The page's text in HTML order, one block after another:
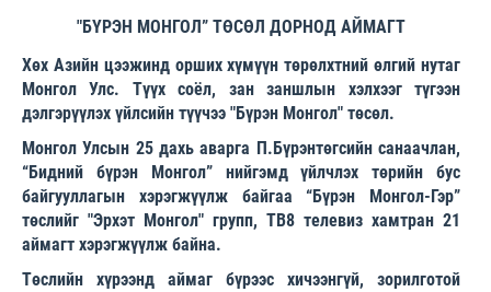
"БҮРЭН МОНГОЛ” ТӨСӨЛ ДОРНОД АЙМАГТ
Хөх Азийн цээжинд орших хүмүүн төрөлхтний өлгий нутаг
Монгол Улс. Түүх соёл, зан заншлын хэлхээг түгээн
дэлгэрүүлэх үйлсийн түүчээ "Бүрэн Монгол" төсөл.
Монгол Улсын 25 дахь аварга П.Бүрэнтөгсийн санаачлан,
“Бидний бүрэн Монгол” нийгэмд үйлчлэх төрийн бус
байгууллагын хэрэгжүүлж байгаа “Бүрэн Монгол-Гэр”
төслийг "Эрхэт Монгол" групп, ТВ8 телевиз хамтран 21
аймагт хэрэгжүүлж байна.
Төслийн хүрээнд аймаг бүрээс хичээнгүй, зорилготой